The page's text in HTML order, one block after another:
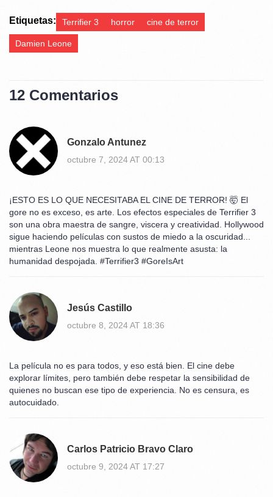
Etiquetas: Terrifier 3 horror cine de terror
Damien Leone
12 Comentarios
Gonzalo Antunez
octubre 7, 2024 AT 00:13
¡ESTO ES LO QUE NECESITABA EL CINE DE TERROR! 🤯 El
gore no es exceso, es arte. Los efectos especiales de Terrifier 3
son una obra maestra de sangre, viscera y creatividad. Hollywood
sigue haciendo películas con sustos de miedo a la oscuridad...
mientras Leone nos muestra lo que realmente asusta: la
humanidad despojada. #Terrifier3 #GoreIsArt
Jesús Castillo
octubre 8, 2024 AT 18:36
La película no es para todos, y eso está bien. El cine debe
explorar límites, pero también debe respetar la sensibilidad de
quienes no buscan ese tipo de experiencia. No es censura, es
autocuidado.
Carlos Patricio Bravo Claro
octubre 9, 2024 AT 17:27